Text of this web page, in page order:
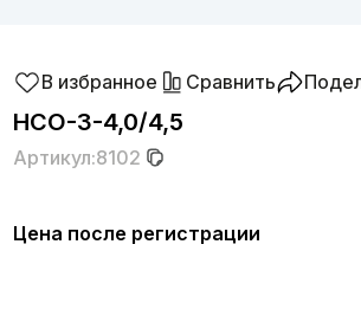
В избранное Сравнить
НСО-3-4,0/4,5
Артикул:8102
Цена после регистрации